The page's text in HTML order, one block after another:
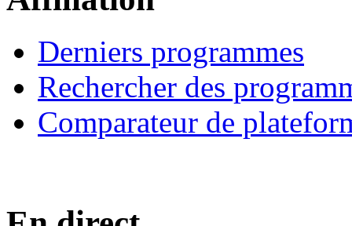
Derniers programmes
Rechercher des
Comparateur de